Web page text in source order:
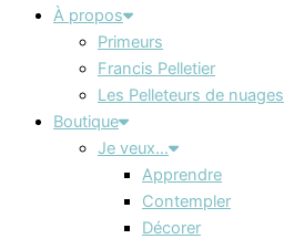
À propos
Primeurs
Francis Pelletier
Les Pelleteurs de nuages
Boutique
Je veux…
Apprendre
Contempler
Décorer